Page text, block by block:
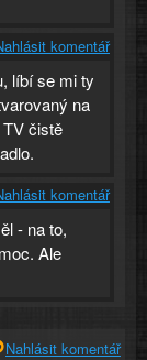
komentář
líbí se mi ty
na
čistě
komentář
- na to,
Ale
Nahlásit komentář